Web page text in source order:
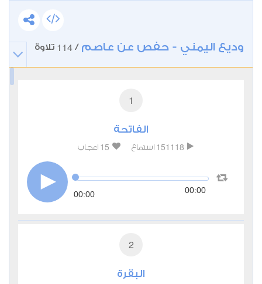
وديع اليمني - حفص عن عاصم /
114 تلاوة
1
الفاتحة
151118 استماع 15 اعجاب
00:00 00:00
2
البقرة